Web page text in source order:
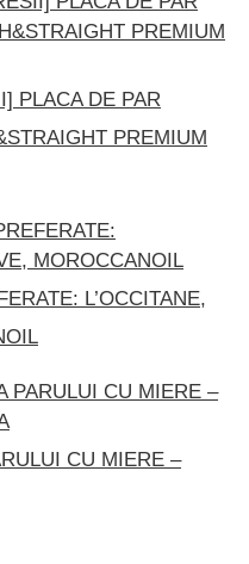
PLACA DE PAR
PREMIUM
L’OCCITANE,
CU MIERE –